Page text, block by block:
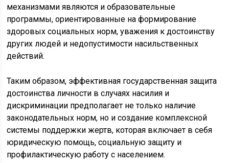
механизмами являются и образовательные
программы, ориентированные на формирование
здоровых социальных норм, уважения к достоинству
других людей и недопустимости насильственных
действий.
Таким образом, эффективная государственная защита
достоинства личности в случаях насилия и
дискриминации предполагает не только наличие
законодательных норм, но и создание комплексной
системы поддержки жертв, которая включает в себя
юридическую помощь, социальную защиту и
профилактическую работу с населением.